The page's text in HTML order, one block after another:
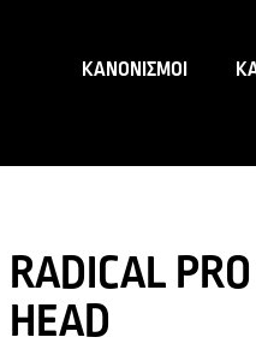
ΚΑΝΟΝΙΣΜΟΙ
RADICAL
HEAD